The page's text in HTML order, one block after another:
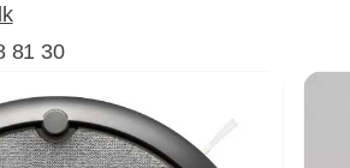
81 30